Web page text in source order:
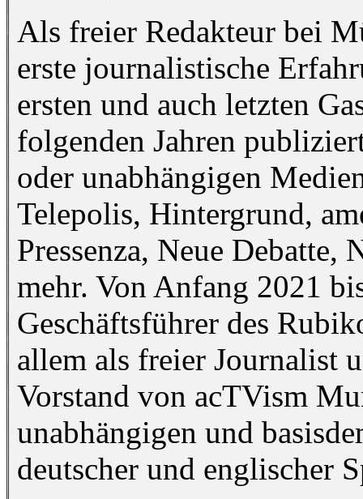
Als freier Redakteur bei
erste journalistische
ersten und auch letzten
folgenden Jahren
oder unabhängigen
Telepolis, Hintergrund,
Pressenza, Neue
mehr. Von Anfang 2021
Geschäftsführer des
allem als freier Journalist
Vorstand von acTVism
unabhängigen und
deutscher und englischer